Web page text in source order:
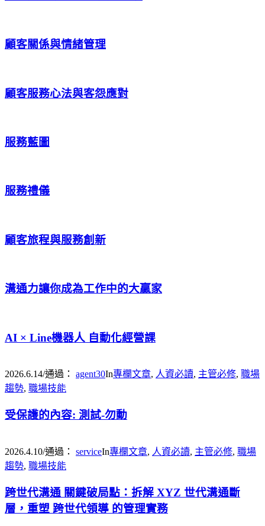
顧客關係與情緒管理
顧客服務心法與客怨應對
服務藍圖
服務禮儀
顧客旅程與服務創新
溝通力讓你成為工作中的大贏家
AI × Line機器人 自動化經營課
2026.6.14/通過： agent30In專欄文章, 人資必讀, 主管必修, 職場
趨勢, 職場技能
受保護的內容: 測試-勿動
2026.4.10/通過： serviceIn專欄文章, 人資必讀, 主管必修, 職場
趨勢, 職場技能
跨世代溝通 關鍵破局點：拆解 XYZ 世代溝通斷
層，重塑 跨世代領導 的管理實務